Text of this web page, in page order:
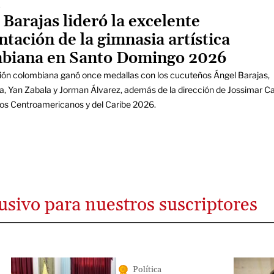
lideró la excelente
de la gimnasia artística
en Santo Domingo 2026
colombiana ganó once medallas con los cucuteños Ángel Barajas,
Yan Zabala y Jorman Álvarez, además de la dirección de Jossimar
Centroamericanos y del Caribe 2026.
para nuestros suscriptores
Política